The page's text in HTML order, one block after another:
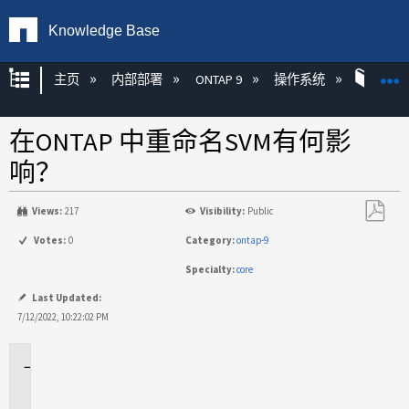
Knowledge Base
扩展/隐缩全局层次
主页 内部部署 ONTAP 9 操作系统
在ONTAP 中重命名SVM有何影
响？
Views: 217 Visibility: Public
Votes: 0 Category:ontap-9
Specialty:core
Last Updated:
7/12/2022, 10:22:02 PM